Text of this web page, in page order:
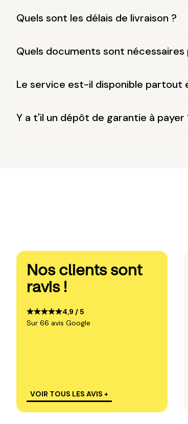
Quels sont les délais de livraison ?
Quels documents sont
Le service est-il disponible partout
Y a t'il un dépôt de garantie à payer
Nos clients sont
ravis !
4,9 / 5
Sur 66 avis Google
VOIR TOUS LES AVIS +